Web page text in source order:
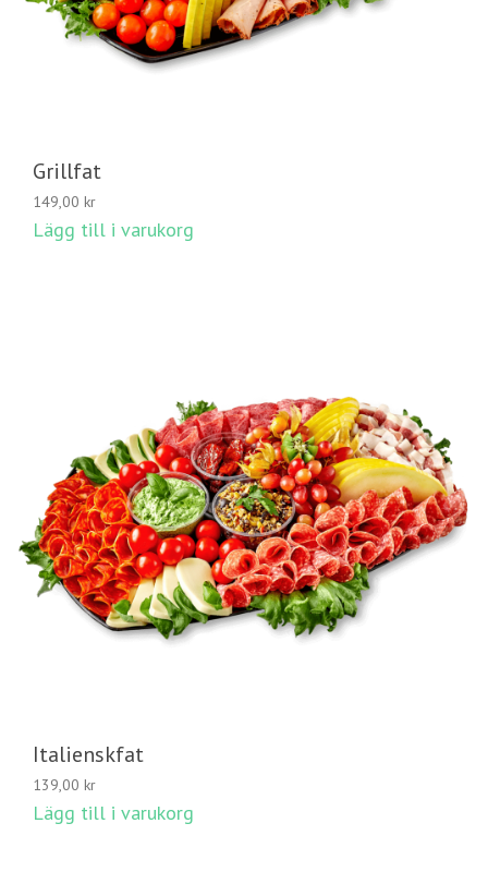
Grillfat
149,00 kr
Lägg till i varukorg
Italienskfat
139,00 kr
Lägg till i varukorg